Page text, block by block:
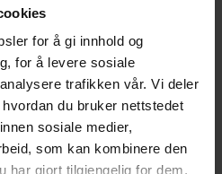
for å gi innhold og
for å levere sosiale
trafikken vår. Vi deler
du bruker nettstedet
sosiale medier,
som kan kombinere den
har gjort tilgjengelig for dem,
9781302902742
USA
Paperback
Punisher